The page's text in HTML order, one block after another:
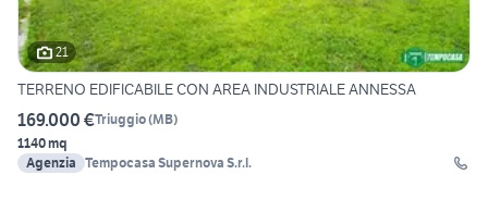
21
TERRENO EDIFICABILE CON AREA INDUSTRIALE ANNESSA
169.000 €Triuggio(MB)
1140 mq
Agenzia Tempocasa Supernova S.r.l.